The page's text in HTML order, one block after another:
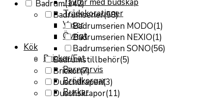
Trädekorationer
Vaser
Övrigt
Kök
Brickor/Fat
Barnservis
Brödkorgar
Burkar
Badrum(142)
Badrumserier(58)
Badrumserien MODO(1)
Badrumserien NEXIO(1)
Badrumserien SONO(56)
Badrumstillbehör(5)
Brickor(7)
Duschdraperi(3)
Duschskrapor(11)